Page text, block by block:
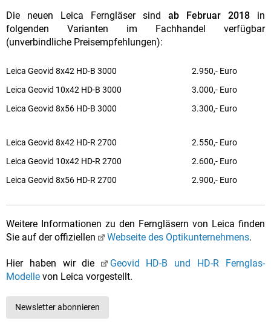
Die neuen Leica Ferngläser sind ab Februar 2018 in
folgenden Varianten im Fachhandel verfügbar
(unverbindliche Preisempfehlungen):
Leica Geovid 8x42 HD-B 3000
2.950,- Euro
Leica Geovid 10x42 HD-B 3000
3.000,- Euro
Leica Geovid 8x56 HD-B 3000
3.300,- Euro
Leica Geovid 8x42 HD-R 2700
2.550,- Euro
Leica Geovid 10x42 HD-R 2700
2.600,- Euro
Leica Geovid 8x56 HD-R 2700
2.900,- Euro
Weitere Informationen zu den Ferngläsern von Leica finden
Sie auf der offiziellen
Webseite des Optikunternehmens.
Hier haben wir die
Geovid HD-B und HD-R Fernglas-
Modelle von Leica vorgestellt.
Newsletter abonnieren